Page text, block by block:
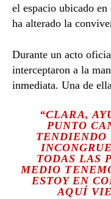
el espacio ubicado en
ha alterado la
Durante un acto
interceptaron a la
inmediata. Una de
“CLARA,
PUNTO
TENDIENDO
TODAS LAS
MEDIO
ESTOY EN
AQUÍ